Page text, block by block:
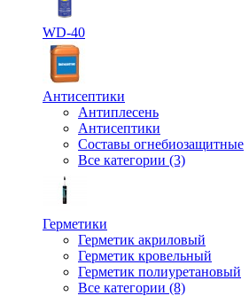
WD-40
Антисептики
Антиплесень
Антисептики
Составы огнебиозащитные
Все категории (3)
Герметики
Герметик акриловый
Герметик кровельный
Герметик полиуретановый
Все категории (8)